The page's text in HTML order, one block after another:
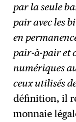
par la seule
pair avec les
en
pair-à-pair et
numériques
ceux utilisés
définition, il
monnaie